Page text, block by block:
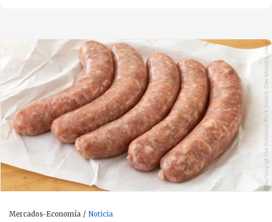
Mercados-Economía Noticia